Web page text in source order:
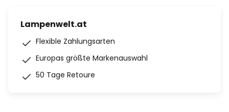
Lampenwelt.at
Flexible Zahlungsarten
Europas größte Markenauswahl
50 Tage Retoure